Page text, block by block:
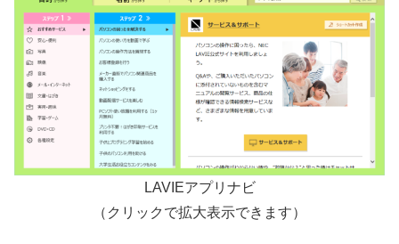
LAVIEアプリナビ
（クリックで拡大表示できます）